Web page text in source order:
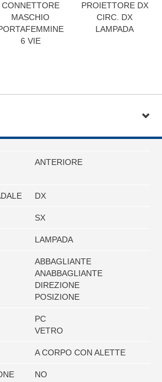
CONNETTORE
MASCHIO
6 VIE
PROIETTORE DX
CIRC. DX
LAMPADA
ANTERIORE
DX
SX
LAMPADA
ABBAGLIANTE
ANABBAGLIANTE
DIREZIONE
POSIZIONE
PC
VETRO
A CORPO CON ALETTE
NO